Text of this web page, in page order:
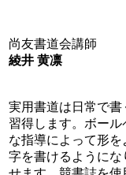
尚友書道会講師
綾井 黄凛
実用書道は日常で
習得します。ボー
な指導によって形
字を書けるように